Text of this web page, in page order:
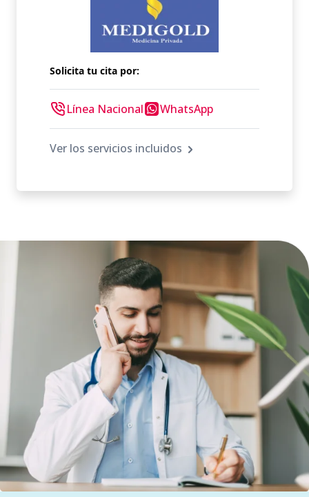
Solicita tu cita por:
Línea Nacional WhatsApp
Ver los servicios incluidos